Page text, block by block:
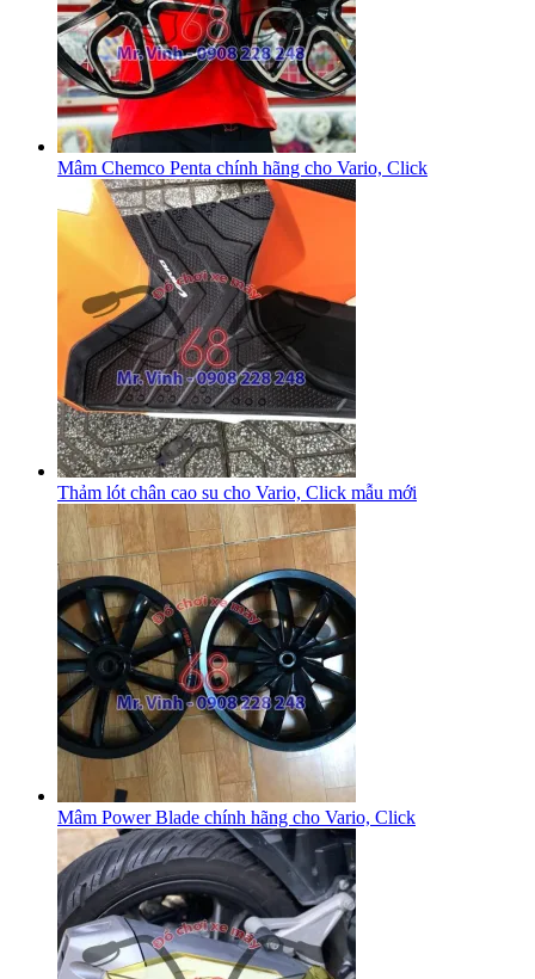
Mâm Chemco Penta chính hãng cho Vario, Click
Thảm lót chân cao su cho Vario, Click mẫu mới
Mâm Power Blade chính hãng cho Vario, Click